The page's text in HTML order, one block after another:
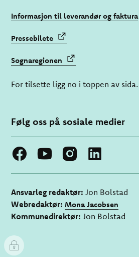
Informasjon til leverandør og faktura
Pressebilete
Sognaregionen
For tilsette ligg no i toppen av sida.
Følg oss på sosiale medier
Ansvarleg redaktør: Jon Bolstad
Webredaktør: Mona Jacobsen
Kommunedirektør: Jon Bolstad
I